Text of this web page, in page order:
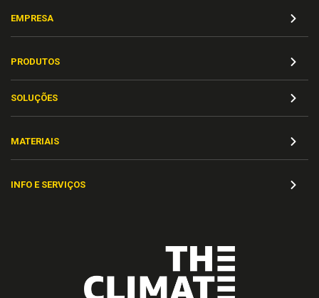
EMPRESA
PRODUTOS
SOLUÇÕES
MATERIAIS
INFO E SERVIÇOS